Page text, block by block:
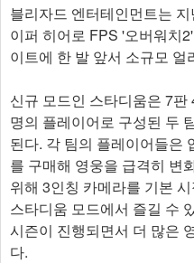
블리자드 엔터테인먼트는
이퍼 히어로 FPS '오버워치
이트에 한 발 앞서 소규모
신규 모드인 스타디움은 7
명의 플레이어로 구성된 두
된다. 각 팀의 플레이어들은
를 구매해 영웅을 급격히 변
위해 3인칭 카메라를 기본
스타디움 모드에서 즐길 수
시즌이 진행되면서 더 많은
다.